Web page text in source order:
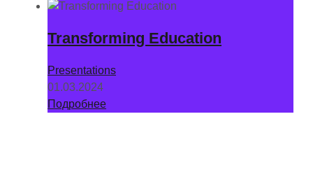
Transforming Education
Presentations
01.03.2024
Подробнее